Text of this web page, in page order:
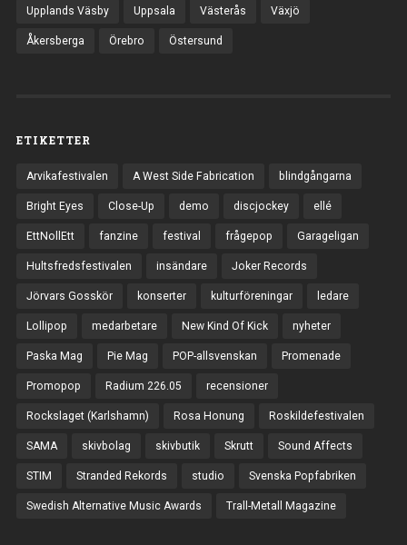
Upplands Väsby Uppsala Västerås Växjö
Åkersberga Örebro Östersund
ETIKETTER
Arvikafestivalen A West Side Fabrication blindgångarna
Bright Eyes Close-Up demo discjockey ellé
EttNollEtt fanzine festival frågepop Garageligan
Hultsfredsfestivalen insändare Joker Records
Jörvars Gosskör konserter kulturföreningar ledare
Lollipop medarbetare New Kind Of Kick nyheter
Paska Mag Pie Mag POP-allsvenskan Promenade
Promopop Radium 226.05 recensioner
Rockslaget (Karlshamn) Rosa Honung Roskildefestivalen
SAMA skivbolag skivbutik Skrutt Sound Affects
STIM Stranded Rekords studio Svenska Popfabriken
Swedish Alternative Music Awards Trall-Metall Magazine